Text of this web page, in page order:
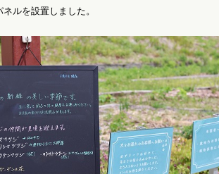
ルを設置しました。